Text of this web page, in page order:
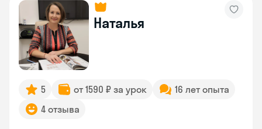
Наталья
5 от 1590 ₽ за урок
16 лет опыта
4 отзыва